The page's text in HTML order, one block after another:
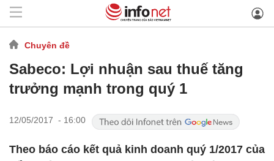
Chuyên đề
Sabeco: Lợi nhuận sau thuế tăng
trưởng mạnh trong quý 1
12/05/2017 - 16:00
Theo báo cáo kết quả kinh doanh quý 1/2017 của